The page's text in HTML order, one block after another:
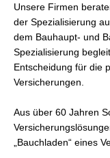
Unsere Firmen
der Spezialisierung
dem Bauhaupt- und
Spezialisierung
Entscheidung für die
Versicherungen.
Aus über 60 Jahren
„Bauchladen“ eines